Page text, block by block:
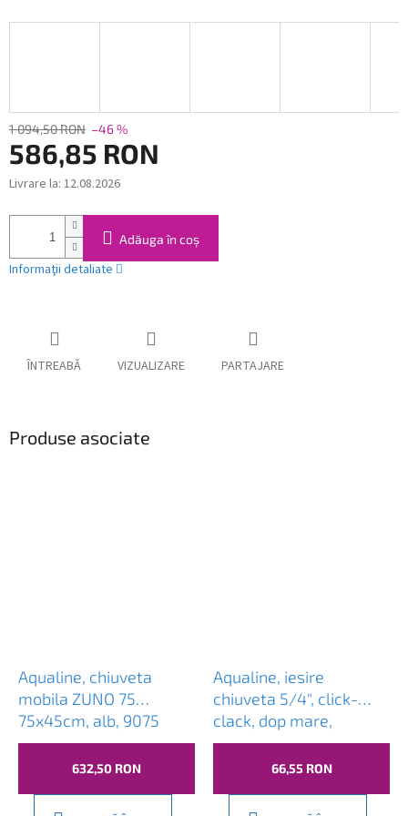
1 094,50 RON –46 %
586,85 RON
Evaluare
Livrare la: 12.08.2026
Adăuga în coş
Informaţii detaliate
ÎNTREABĂ VIZUALIZARE PARTAJARE
Produse asociate
Aqualine, chiuveta
mobila ZUNO 75
75x45cm, alb, 9075
632,50 RON
Aqualine, iesire
chiuveta 5/4", click-
clack, dop mare,
grosime 30-45mm,
crom, TF7001
66,55 RON